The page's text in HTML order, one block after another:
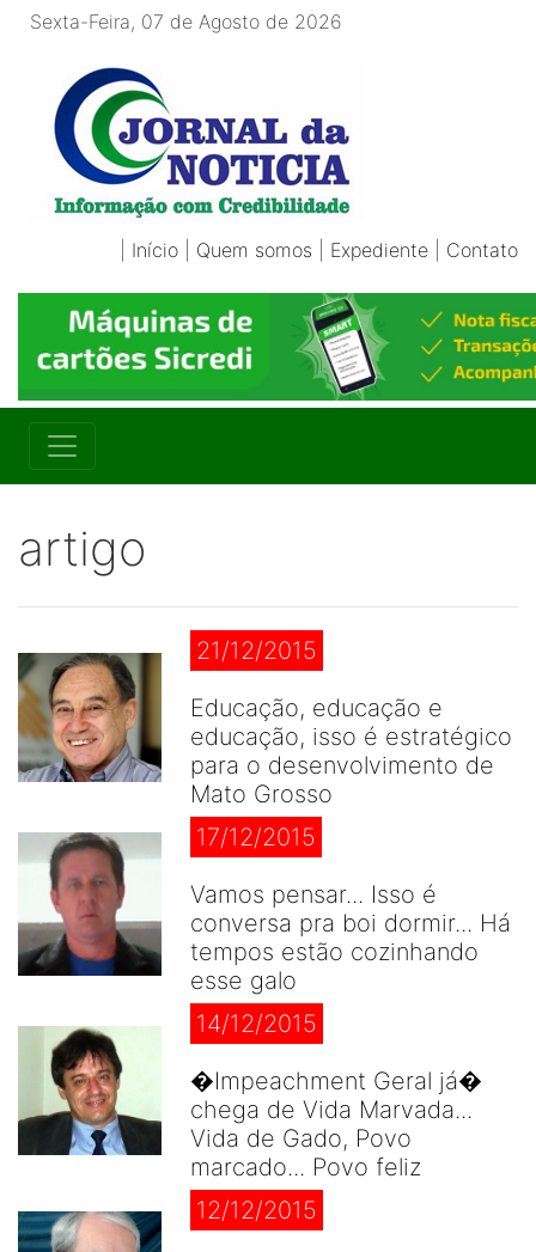
Sexta-Feira, 07 de Agosto de 2026
Início Quem somos Expediente Contato
artigo
21/12/2015
Educação, educação e
educação, isso é estratégico
para o desenvolvimento de
Mato Grosso
17/12/2015
Vamos pensar... Isso é
conversa pra boi dormir... Há
tempos estão cozinhando
esse galo
14/12/2015
�Impeachment Geral já�
chega de Vida Marvada...
Vida de Gado, Povo
marcado... Povo feliz
12/12/2015